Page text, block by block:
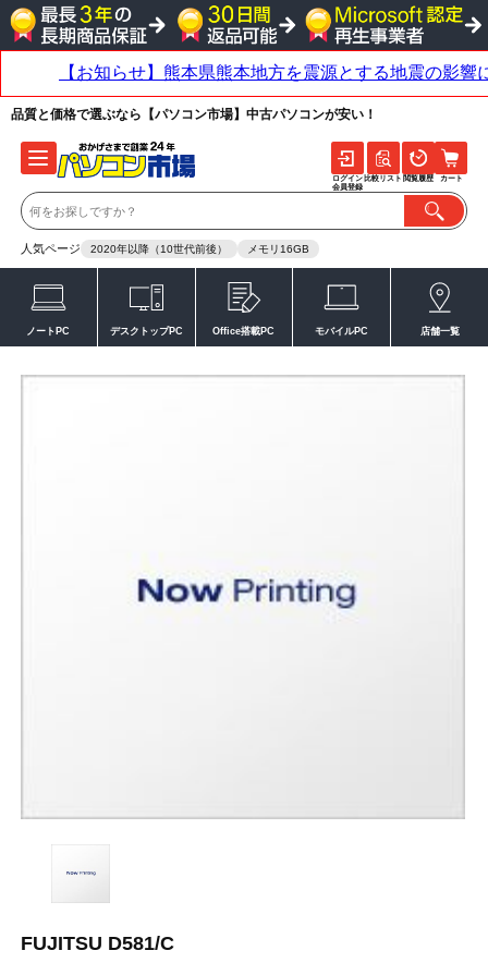
品質と価格で選ぶなら【パソコン市場】中古パソコンが安い！
人気ページ 2020年以降（10世代前後） メモリ16GB
ログイン
会員登録
比較リスト 閲覧履歴 カート
ノートPC デスクトップPC Office搭載PC モバイルPC 店舗一覧
FUJITSU D581/C